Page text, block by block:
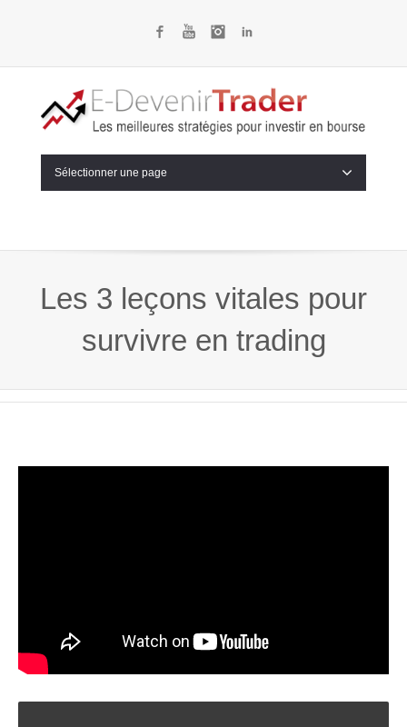
FacebookYouTubeInstagram
Sélectionner une page
Les 3 leçons vitales pour
survivre en trading